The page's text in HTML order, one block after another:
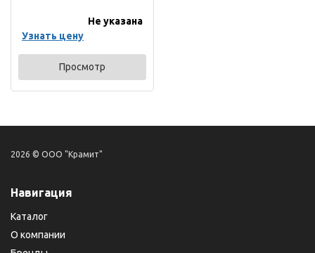
Не указана
Узнать цену
Просмотр
2026 © ООО "Крамит"
Навигация
Каталог
О компании